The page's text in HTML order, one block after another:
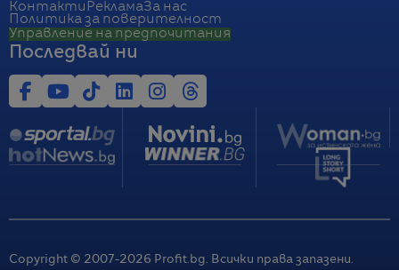
Контакти РекламаЗа нас
Политика за поверителност
Управление на предпочитания
Последвай ни
Copyright © 2007-2026 Profit.bg. Всички права запазени.